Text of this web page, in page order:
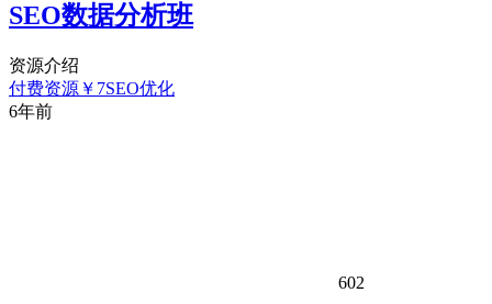
SEO数据分析班
资源介绍
付费资源 ￥ 7SEO优化
6年前
602